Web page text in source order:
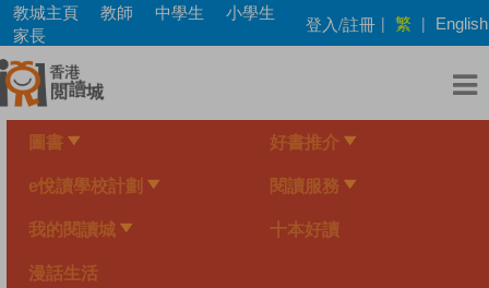
Skip
main
content
教城主頁 教師 中學生
小學生
家長
登入/註冊 | 繁 | English
圖書 好書推介
e悅讀學校計劃 閱讀服務
我的閱讀城 十本好讀
漫話生活